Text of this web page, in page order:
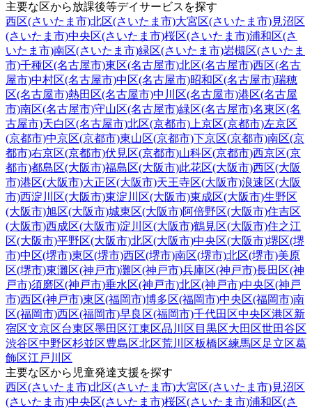
主要な区から放課後等デイサービスを探す
西区(さいたま市)北区(さいたま市)大宮区(さいたま市)見沼区
(さいたま市)中央区(さいたま市)桜区(さいたま市)浦和区(さ
いたま市)南区(さいたま市)緑区(さいたま市)岩槻区(さいたま
市)千種区(名古屋市)東区(名古屋市)北区(名古屋市)西区(名古
屋市)中村区(名古屋市)中区(名古屋市)昭和区(名古屋市)瑞穂
区(名古屋市)熱田区(名古屋市)中川区(名古屋市)港区(名古屋
市)南区(名古屋市)守山区(名古屋市)緑区(名古屋市)名東区(名
古屋市)天白区(名古屋市)北区(京都市) 上京区(京都市)左京区
(京都市)中京区(京都市)東山区(京都市)下京区(京都市)南区(京
都市)右京区(京都市)伏見区(京都市)山科区(京都市)西京区(京
都市)都島区(大阪市)福島区(大阪市)此花区(大阪市)西区(大阪
市)港区(大阪市)大正区(大阪市)天王寺区(大阪市)浪速区(大阪
市)西淀川区(大阪市)東淀川区(大阪市)東成区(大阪市)生野区
(大阪市)旭区(大阪市)城東区(大阪市)阿倍野区(大阪市)住吉区
(大阪市)西成区(大阪市)淀川区(大阪市)鶴見区(大阪市)住之江
区(大阪市)平野区(大阪市)北区(大阪市)中央区(大阪市)堺区(堺
市)中区(堺市)東区(堺市)西区(堺市)南区(堺市)北区(堺市)美原
区(堺市)東灘区(神戸市)灘区(神戸市)兵庫区(神戸市)長田区(神
戸市)須磨区(神戸市)垂水区(神戸市)北区(神戸市)中央区(神戸
市)西区(神戸市)東区(福岡市)博多区(福岡市)中央区(福岡市)南
区(福岡市)西区(福岡市)早良区(福岡市)千代田区中央区港区新
宿区文京区台東区墨田区江東区品川区 目黒区大田区世田谷区
渋谷区中野区杉並区豊島区北区荒川区板橋区練馬区足立区葛
飾区江戸川区
主要な区から児童発達支援を探す
西区(さいたま市)北区(さいたま市)大宮区(さいたま市)見沼区
(さいたま市)中央区(さいたま市)桜区(さいたま市)浦和区(さ